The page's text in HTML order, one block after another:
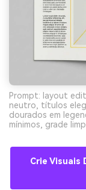
Prompt: layout
neutro, títulos
dourados em
mínimos, grade
Crie Visuais